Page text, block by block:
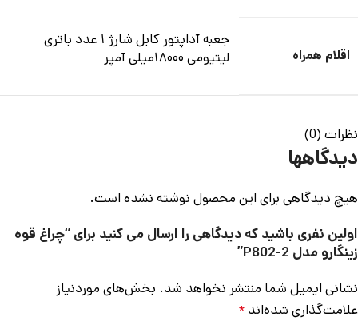
اقلام همراه
جعبه آداپتور کابل شارژ ۱ عدد باتری
لیتیومی ۱۸۰۰۰میلی آمپر
نظرات (0)
دیدگاهها
هیچ دیدگاهی برای این محصول نوشته نشده است.
اولین نفری باشید که دیدگاهی را ارسال می کنید برای “چراغ قوه
زینگارو مدل P802-2”
نشانی ایمیل شما منتشر نخواهد شد. بخش‌های موردنیاز
علامت‌گذاری شده‌اند *